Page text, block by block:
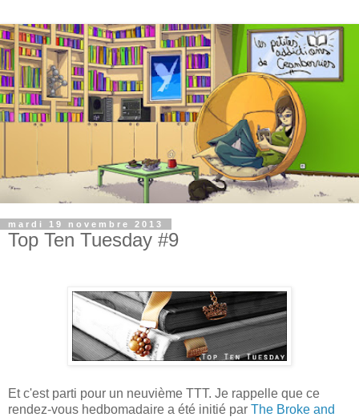
mardi 19 novembre 2013
Top Ten Tuesday #9
Et c'est parti pour un neuvième TTT. Je rappelle que ce
rendez-vous hedbomadaire a été initié par The Broke and